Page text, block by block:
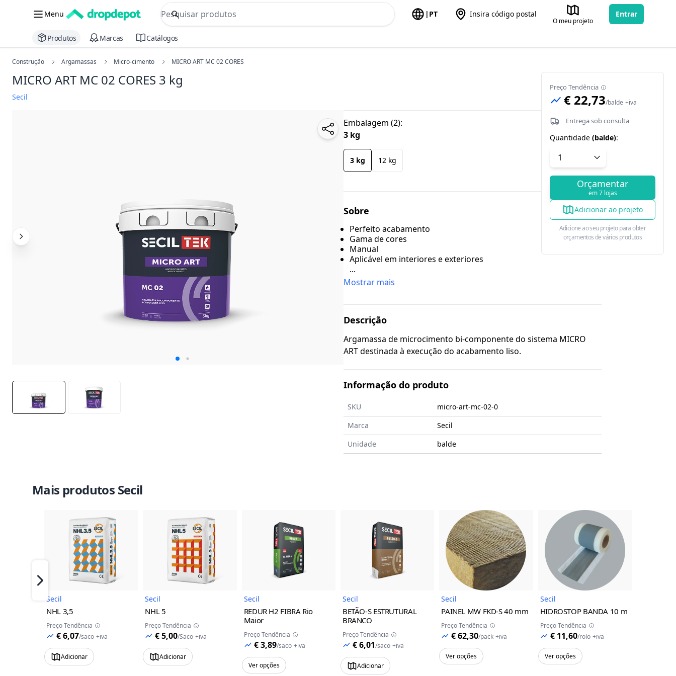
Menu
commerce search no header
Procurar
| PT Insira código postal
O meu projeto
Entrar
Produtos Marcas Catálogos
Construção Argamassas Micro-cimento MICRO ART MC 02 CORES
MICRO ART MC 02 CORES 3 kg
Secil
Embalagem (2):
3 kg
3 kg 12 kg
Sobre
Perfeito acabamento
Gama de cores
Manual
Aplicável em interiores e exteriores
...
Mostrar mais
Descrição
Argamassa de microcimento bi-componente do sistema MICRO
ART destinada à execução do acabamento liso.
Informação do produto
SKU
micro-art-mc-02-0
Marca
Secil
Unidade
balde
Preço Tendência
€ 22,73/balde +iva
Entrega sob consulta
Quantidade (balde):
Orçamentar
em 7 lojas
Adicionar ao projeto
Adicione ao seu projeto para obter
orçamentos de vários produtos
Mais produtos Secil
Imagem do Produto
Secil
NHL 3,5
Preço Tendência
€ 6,07/saco +iva
Adicionar
Imagem do Produto
Secil
NHL 5
Preço Tendência
€ 5,00/Saco +iva
Adicionar
Imagem do Produto
Secil
REDUR H2 FIBRA Rio
Maior
Preço Tendência
€ 3,89/saco +iva
Ver opções
Imagem do Produto
Secil
BETÃO-S ESTRUTURAL
BRANCO
Preço Tendência
€ 6,01/saco +iva
Adicionar
Imagem do Produto
Secil
PAINEL MW FKD-S40 mm
Preço Tendência
€ 62,30/pack +iva
Ver opções
Imagem do Produto
Secil
HIDROSTOP BANDA 10 m
Preço Tendência
€ 11,60/rolo +iva
Ver opções
Próximo